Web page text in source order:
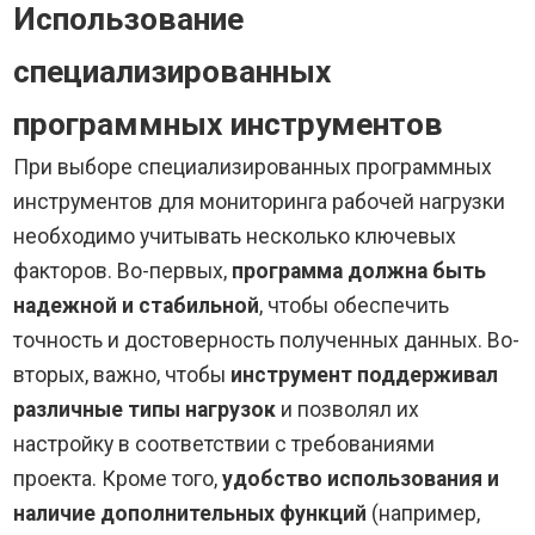
Использование
специализированных
программных инструментов
При выборе специализированных программных
инструментов для мониторинга рабочей нагрузки
необходимо учитывать несколько ключевых
факторов. Во-первых, программа должна быть
надежной и стабильной, чтобы обеспечить
точность и достоверность полученных данных. Во-
вторых, важно, чтобы инструмент поддерживал
различные типы нагрузок и позволял их
настройку в соответствии с требованиями
проекта. Кроме того,удобство использования и
наличие дополнительных функций (например,